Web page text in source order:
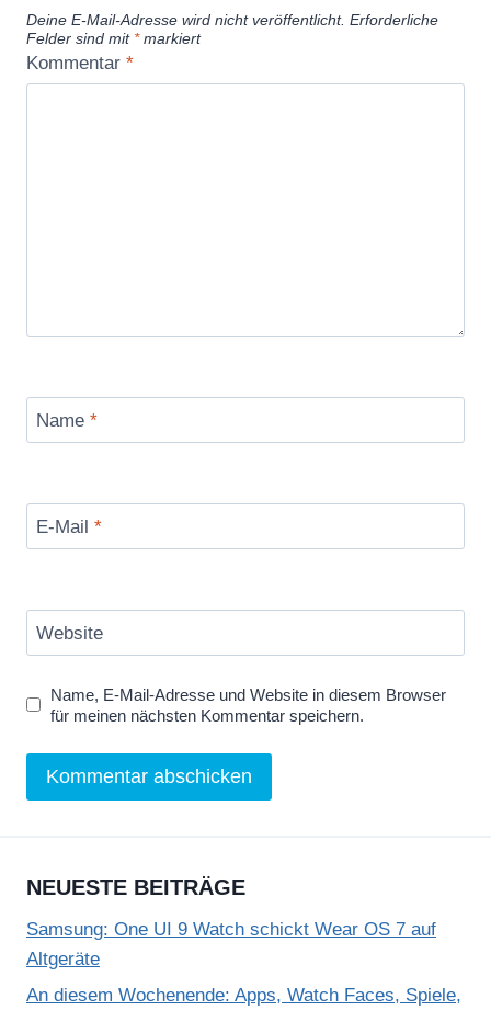
Deine E-Mail-Adresse wird nicht veröffentlicht. Erforderliche
Felder sind mit *markiert
Kommentar *
Name *
E-Mail *
Website
Name, E-Mail-Adresse und Website in diesem Browser
für meinen nächsten Kommentar speichern.
NEUESTE BEITRÄGE
Samsung: One UI 9 Watch schickt Wear OS 7 auf
Altgeräte
An diesem Wochenende: Apps, Watch Faces, Spiele,